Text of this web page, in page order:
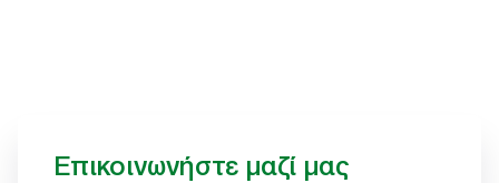
Επικοινωνήστε μαζί μας